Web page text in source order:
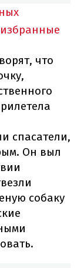
что
спасатели,
Он выл
собаку